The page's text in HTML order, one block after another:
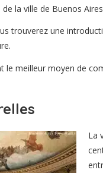
la ville de Buenos
trouverez une
le meilleur moyen de
La